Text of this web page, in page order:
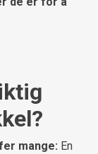
mange: En